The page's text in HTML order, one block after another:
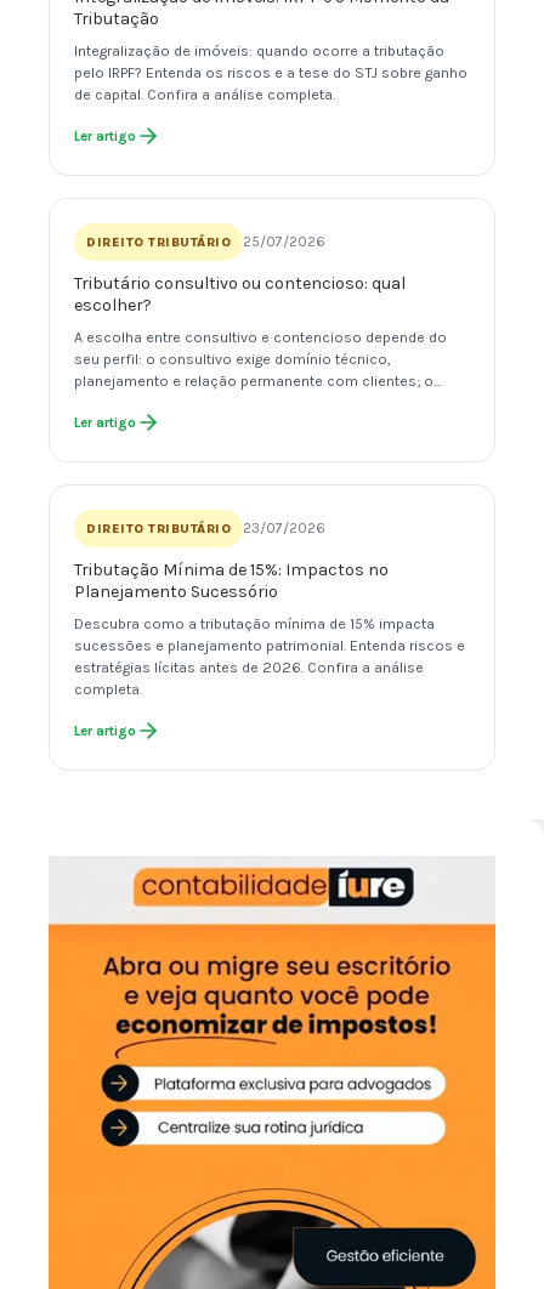
Tributação
Integralização de imóveis: quando ocorre a tributação
pelo IRPF? Entenda os riscos e a tese do STJ sobre ganho
de capital. Confira a análise completa.
Ler artigo
DIREITO TRIBUTÁRIO 25/07/2026
Tributário consultivo ou contencioso: qual
escolher?
A escolha entre consultivo e contencioso depende do
seu perfil: o consultivo exige domínio técnico,
planejamento e relação permanente com clientes; o…
Ler artigo
DIREITO TRIBUTÁRIO 23/07/2026
Tributação Mínima de 15%: Impactos no
Planejamento Sucessório
Descubra como a tributação mínima de 15% impacta
sucessões e planejamento patrimonial. Entenda riscos e
estratégias lícitas antes de 2026. Confira a análise
completa.
Ler artigo